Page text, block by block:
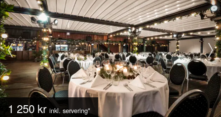
1 250 kr inkl. servering*